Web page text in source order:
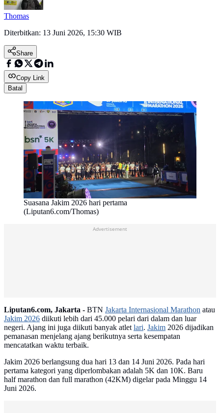
Thomas
Diterbitkan: 13 Juni 2026, 15:30 WIB
Share
Copy Link
Batal
Suasana Jakim 2026 hari pertama
(Liputan6.com/Thomas)
Advertisement
Liputan6.com, Jakarta - BTN Jakarta Internasional Marathon atau
Jakim 2026 diikuti lebih dari 45.000 pelari dari dalam dan luar
negeri. Ajang ini juga diikuti banyak atletlari. Jakim 2026 dijadikan
pemanasan menjelang ajang berikutnya serta kesempatan
mencatatkan waktu terbaik.
Jakim 2026 berlangsung dua hari 13 dan 14 Juni 2026. Pada hari
pertama kategori yang diperlombakan adalah 5K dan 10K. Baru
half marathon dan full marathon (42KM) digelar pada Minggu 14
Juni 2026.